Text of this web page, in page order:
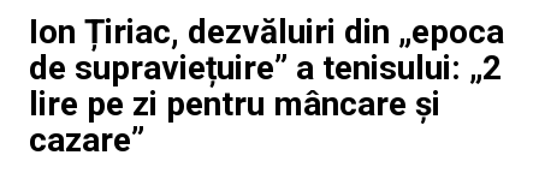
Ion Țiriac, dezvăluiri din „epoca
de supraviețuire” a tenisului: „2
lire pe zi pentru mâncare și
cazare”